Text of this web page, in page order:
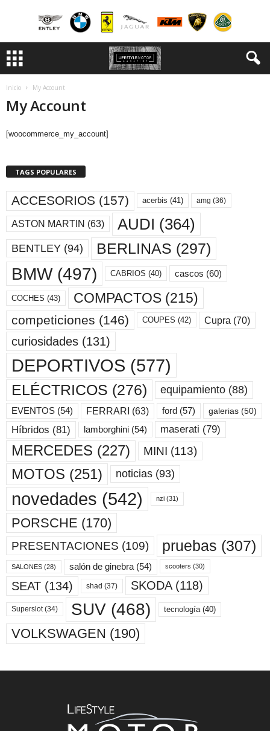
Inicio My Account
My Account
[woocommerce_my_account]
TAGS POPULARES
ACCESORIOS (157) acerbis (41) amg (36)
ASTON MARTIN (63) AUDI (364)
BENTLEY (94) BERLINAS (297)
BMW(497) CABRIOS (40) cascos (60)
COCHES (43) COMPACTOS (215)
competiciones (146) COUPES (42) Cupra (70)
curiosidades (131)
DEPORTIVOS (577)
ELÉCTRICOS (276) equipamiento (88)
EVENTOS (54) FERRARI (63) ford (57) galerias (50)
Híbridos (81) lamborghini (54) maserati (79)
MERCEDES (227) MINI (113)
MOTOS (251) noticias (93)
novedades (542) nzi (31)
PORSCHE (170)
PRESENTACIONES (109) pruebas (307)
SALONES (28) salón de ginebra (54) scooters (30)
SEAT (134) shad (37) SKODA(118)
Superslot(34) SUV (468) tecnología (40)
VOLKSWAGEN (190)